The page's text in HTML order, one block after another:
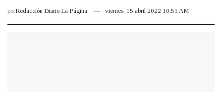
porRedacción Diario La Página viernes, 15 abril 2022 10:51 AM